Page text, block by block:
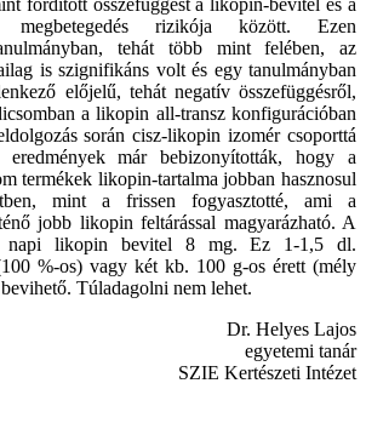
fordított összefüggést a likopin-bevitel és a
megbetegedés rizikója között. Ezen
tehát több mint felében, az
is szignifikáns volt és egy tanulmányban
előjelű, tehát negatív összefüggésről,
a likopin all-transz konfigurációban
során cisz-likopin izomér csoporttá
már bebizonyították, hogy a
termékek likopin-tartalma jobban hasznosul
mint a frissen fogyasztotté, ami a
jobb likopin feltárással magyarázható. A
napi likopin bevitel 8 mg. Ez 1-1,5 dl.
%-os) vagy két kb. 100 g-os érett (mély
Túladagolni nem lehet.
Dr. Helyes Lajos
egyetemi tanár
SZIE Kertészeti Intézet